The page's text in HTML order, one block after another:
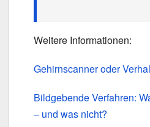
Weitere Informationen:
Gehirnscanner oder
Bildgebende Verfahren:
– und was nicht?